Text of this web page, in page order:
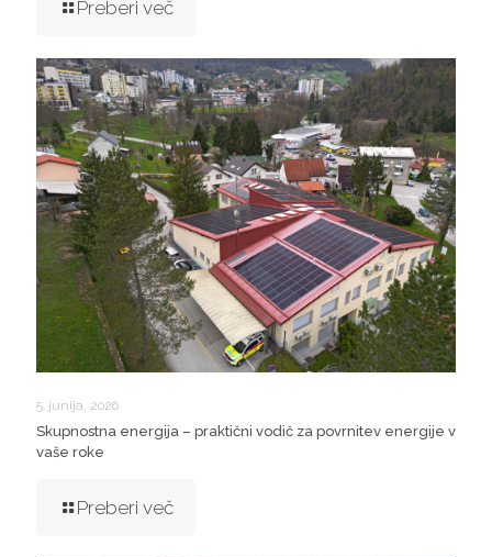
Preberi več
5. junija, 2026
Skupnostna energija – praktični vodič za povrnitev energije v
vaše roke
Preberi več